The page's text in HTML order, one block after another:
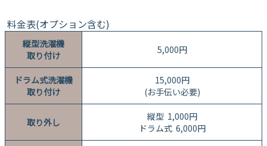
料金表(オプション含む)
縦型洗濯機
取り付け
5,000円
ドラム式洗濯機
取り付け
15,000円
(お手伝い必要)
取り外し
縦型 1,000円
ドラム式 6,000円